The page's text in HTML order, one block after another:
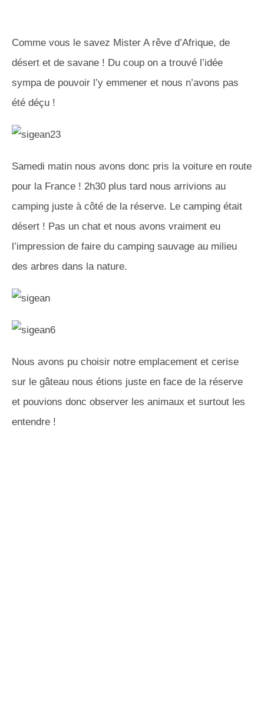
Comme vous le savez Mister A rêve d’Afrique, de
désert et de savane ! Du coup on a trouvé l’idée
sympa de pouvoir l’y emmener et nous n’avons pas
été déçu !
Samedi matin nous avons donc pris la voiture en route
pour la France ! 2h30 plus tard nous arrivions au
camping juste à côté de la réserve. Le camping était
désert ! Pas un chat et nous avons vraiment eu
l’impression de faire du camping sauvage au milieu
des arbres dans la nature.
Nous avons pu choisir notre emplacement et cerise
sur le gâteau nous étions juste en face de la réserve
et pouvions donc observer les animaux et surtout les
entendre !